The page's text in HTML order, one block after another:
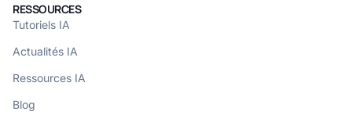
RESSOURCES
Tutoriels IA
Actualités IA
Ressources IA
Blog